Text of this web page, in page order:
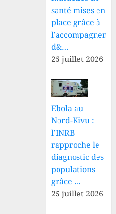
santé mises en
place grâce à
d&…
25 juillet 2026
Ebola au
Nord-Kivu :
l’INRB
rapproche le
diagnostic des
populations
grâce …
25 juillet 2026